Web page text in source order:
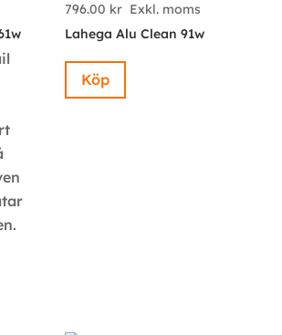
796.00 kr Exkl. moms
Lahega Alu Clean 91w
Köp